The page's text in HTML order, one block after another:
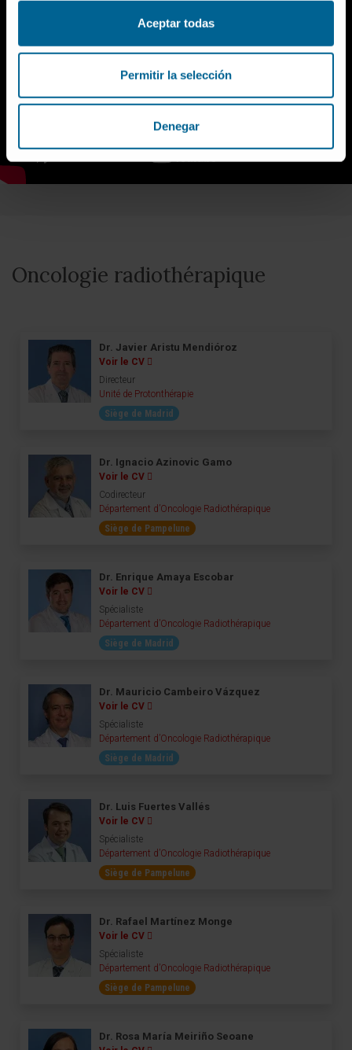
Aceptar todas
Permitir la selección
Denegar
Oncologie radiothérapique
Dr. Javier Aristu Mendióroz
Voir le CV
Directeur
Unité de Protonthérapie
Siège de Madrid
Dr. Ignacio Azinovic Gamo
Voir le CV
Codirecteur
Département d’Oncologie Radiothérapique
Siège de Pampelune
Dr. Enrique Amaya Escobar
Voir le CV
Spécialiste
Département d’Oncologie Radiothérapique
Siège de Madrid
Dr. Mauricio Cambeiro Vázquez
Voir le CV
Spécialiste
Département d’Oncologie Radiothérapique
Siège de Madrid
Dr. Luis Fuertes Vallés
Voir le CV
Spécialiste
Département d’Oncologie Radiothérapique
Siège de Pampelune
Dr. Rafael Martínez Monge
Voir le CV
Spécialiste
Département d’Oncologie Radiothérapique
Siège de Pampelune
Dr. Rosa María Meiriño Seoane